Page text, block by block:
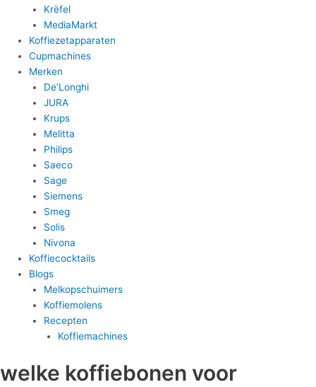
Krëfel
MediaMarkt
Koffiezetapparaten
Cupmachines
Merken
De’Longhi
JURA
Krups
Melitta
Philips
Saeco
Sage
Siemens
Smeg
Solis
Nivona
Koffiecocktails
Blogs
Melkopschuimers
Koffiemolens
Recepten
Koffiemachines
welke koffiebonen voor